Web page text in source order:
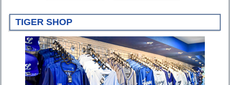
TIGER SHOP